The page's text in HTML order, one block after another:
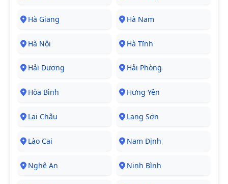
Hà Giang Hà Nam
Hà Nội Hà Tĩnh
Hải Dương Hải Phòng
Hòa Bình Hưng Yên
Lai Châu Lạng Sơn
Lào Cai Nam Định
Nghệ An Ninh Bình